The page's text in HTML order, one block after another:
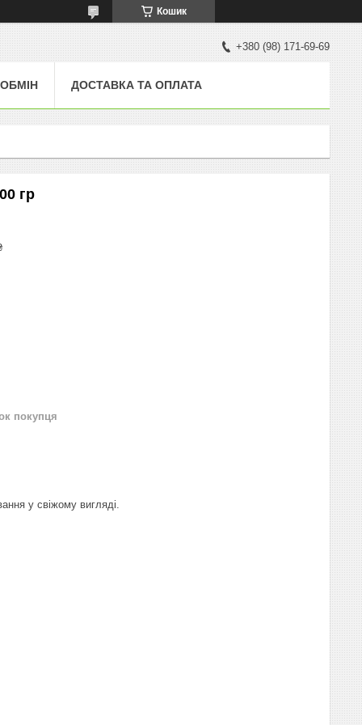
Кошик
+380 (98) 171-69-69
ДОСТАВКА ТА ОПЛАТА
гр
покупця
у свіжому вигляді.